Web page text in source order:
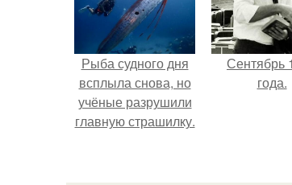
Рыба судного дня
всплыла снова, но
учёные разрушили
главную страшилку.
Сентябрь
года.